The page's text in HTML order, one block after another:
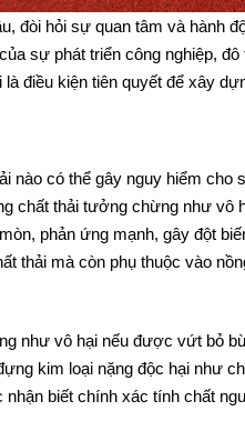
đòi hỏi sự quan tâm và hành
sự phát triển công nghiệp,
điều kiện tiên quyết để xây
nào có thể gây nguy hiểm
chất thải tưởng chừng như
phản ứng mạnh, gây đột
thải mà còn phụ thuộc vào
như vô hại nếu được vứt bỏ
kim loại nặng độc hại như
biết chính xác tính chất